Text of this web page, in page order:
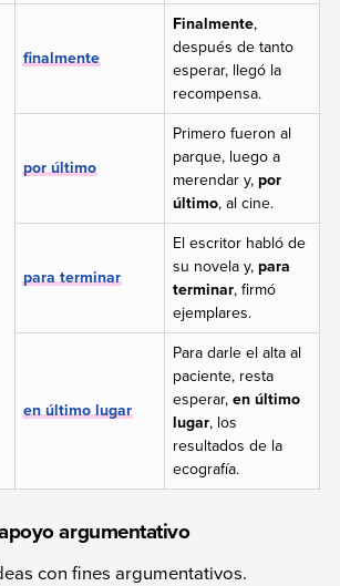
finalmente
Finalmente,
después de tanto
esperar, llegó la
recompensa.
por último
Primero fueron al
parque, luego a
merendar y, por
último, al cine.
para terminar
El escritor habló de
su novela y, para
terminar, firmó
ejemplares.
en último lugar
Para darle el alta al
paciente, resta
esperar, en último
lugar, los
resultados de la
ecografía.
argumentativo
con fines argumentativos.